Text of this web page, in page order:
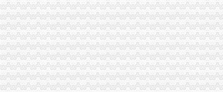
免费注册目标通行证|免费注册目标一号通
软件免费注册登录-Focusky动画演示大师官网
免费注册
1-1免费注册有赞开店_在线观看
qq申请号码免费注册的地址_图文教程_教程_2345软件教程（多
免费域名,免费顶级域名,域名注册免费,免费TK域名,免费ML域
【优惠升级】学教育网师/执业师面授班全面免费注册即可预约
存100送100【起凡免费注册送会员】手游棋牌注册送可提现